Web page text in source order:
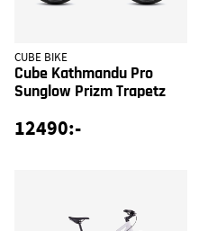
CUBE BIKE
Cube Kathmandu Pro
Sunglow Prizm Trapetz
12490:-